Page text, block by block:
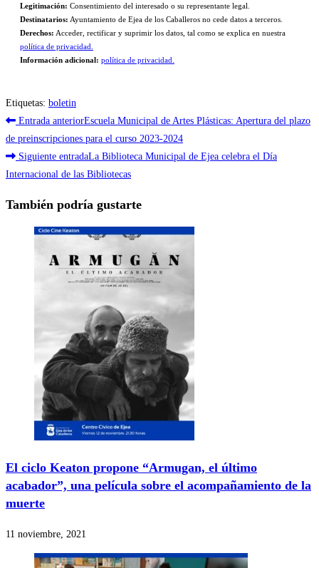
Legitimación: Consentimiento del interesado o su representante legal.
Destinatarios: Ayuntamiento de Ejea de los Caballeros no cede datos a terceros.
Derechos: Acceder, rectificar y suprimir los datos, tal como se explica en nuestra
política de privacidad.
Información adicional: política de privacidad.
Etiquetas: boletin
Leer
más
artículos
Entrada anteriorEscuela Municipal de Artes Plásticas: Apertura del plazo
de preinscripciones para el curso 2023-2024
Siguiente entradaLa Biblioteca Municipal de Ejea celebra el Día
Internacional de las Bibliotecas
También podría gustarte
El ciclo Keaton propone “Armugan, el último
acabador”, una película sobre el acompañamiento de la
muerte
11 noviembre, 2021